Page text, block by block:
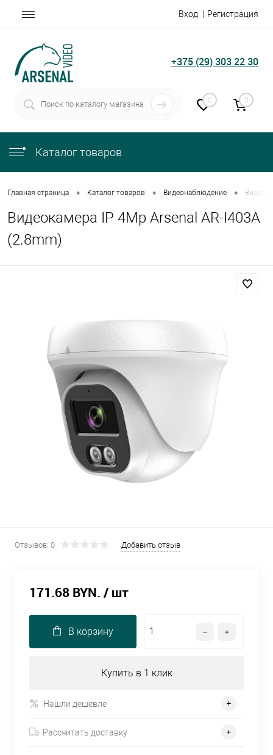
Вход Регистрация
+375 (29) 303 22 30
0 0
Каталог товаров
Главная страница • Каталог товаров • Видеонаблюдение •
Видеокамера IP 4Mp Arsenal AR-I403A
(2.8mm)
Отзывов: 0 Добавить отзыв
171.68 BYN. / шт
В корзину
Купить в 1 клик
Нашли дешевле
Рассчитать доставку